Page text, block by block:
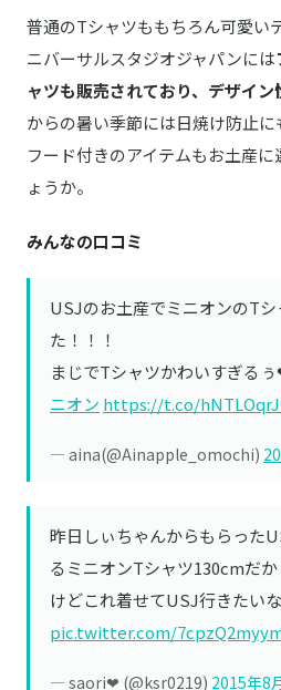
普通のTシャツももちろん可愛い
ニバーサルスタジオジャパンには
ャツも販売されており、デザイン
からの暑い季節には日焼け防止
フード付きのアイテムもお土産
ょうか。
みんなの口コミ
USJのお土産でミニオンのT
た！！！
まじでTシャツかわいすぎる
ニオン https://t.co/
— aina(@Ainapple_omochi)
昨日しぃちゃんからもらった
るミニオンTシャツ130cmだ
けどこれ着せてUSJ行きたい
pic.twitter.com/
— saori❤︎ (@ksr0219) 2015年8